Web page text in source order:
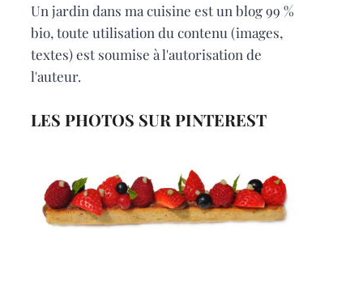
Un jardin dans ma cuisine est un blog 99 %
bio, toute utilisation du contenu (images,
textes) est soumise à l'autorisation de
l'auteur.
LES PHOTOS SUR PINTEREST